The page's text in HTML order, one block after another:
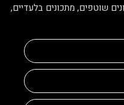
שוטפים, מתכונים בלעדיים,